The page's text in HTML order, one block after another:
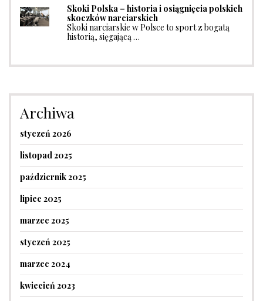
Skoki Polska – historia i osiągnięcia polskich
skoczków narciarskich
Skoki narciarskie w Polsce to sport z bogatą
historią, sięgającą …
Archiwa
styczeń 2026
listopad 2025
październik 2025
lipiec 2025
marzec 2025
styczeń 2025
marzec 2024
kwiecień 2023